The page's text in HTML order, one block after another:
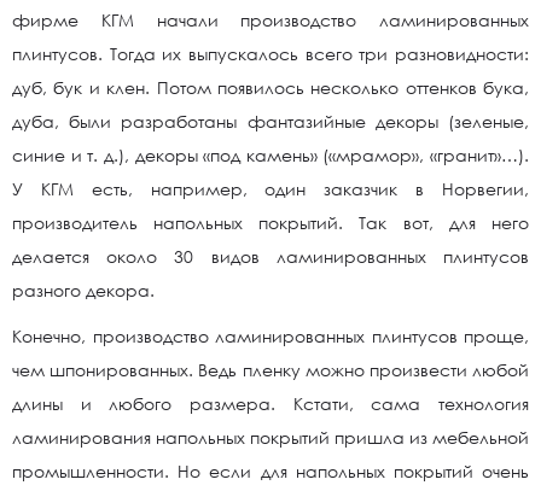
фирме КГМ начали производство ламинированных
плинтусов. Тогда их выпускалось всего три разновидности:
дуб, бук и клен. Потом появилось несколько оттенков бука,
дуба, были разработаны фантазийные декоры (зеленые,
синие и т. д.), декоры «под камень» («мрамор», «гранит»…).
У КГМ есть, например, один заказчик в Норвегии,
производитель напольных покрытий. Так вот, для него
делается около 30 видов ламинированных плинтусов
разного декора.
Конечно, производство ламинированных плинтусов проще,
чем шпонированных. Ведь пленку можно произвести любой
длины и любого размера. Кстати, сама технология
ламинирования напольных покрытий пришла из мебельной
промышленности. Но если для напольных покрытий очень